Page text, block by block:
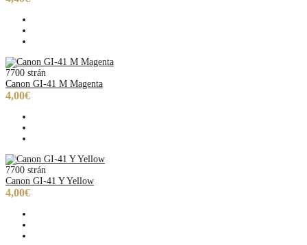
7700 strán
Canon GI-41 M Magenta
4,00€
7700 strán
Canon GI-41 Y Yellow
4,00€